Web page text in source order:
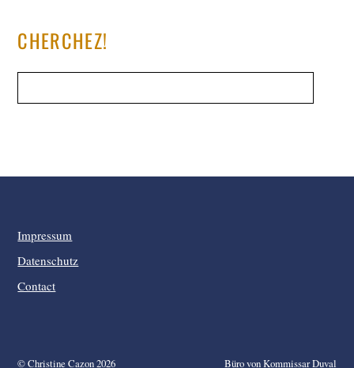
CHERCHEZ!
Impressum
Datenschutz
Contact
©Christine Cazon2026 Büro von Kommissar Duval